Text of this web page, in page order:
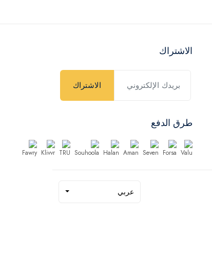
الاشتراك
الاشتراك
طرق الدفع
عربي